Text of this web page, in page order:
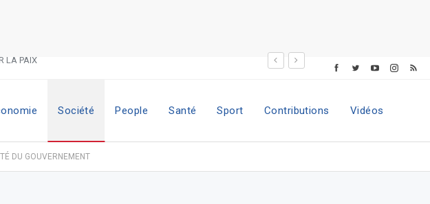
LA PAIX
Société People Santé Sport Contributions Vidéos
DU GOUVERNEMENT